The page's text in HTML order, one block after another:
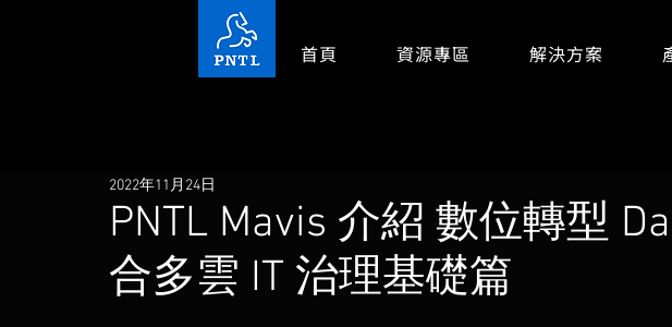
首頁 資源專區 解決方案
PNTL Mavis 介紹 數位轉型
合多雲 IT 治理基礎篇
2022年11月24日